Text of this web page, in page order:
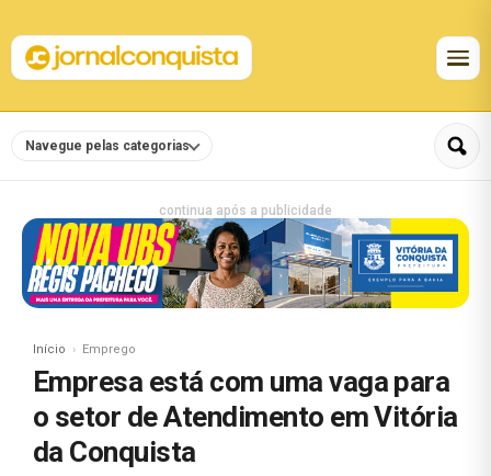
Navegue pelas categorias
continua após a publicidade
Início Emprego
Empresa está com uma vaga para
o setor de Atendimento em Vitória
da Conquista